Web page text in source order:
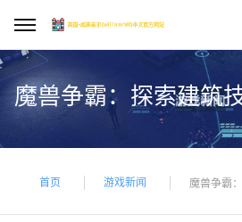
魔兽争霸：探索建筑
首页 游戏新闻 魔兽争霸